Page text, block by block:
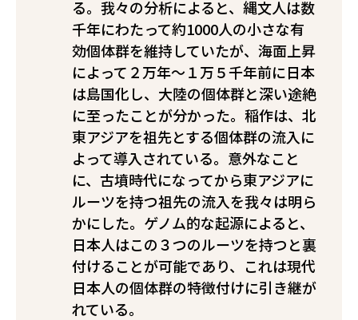
る。我々の分析によると、縄文人は数
千年にわたって約1000人の小さな有
効個体群を維持していたが、海面上昇
によって２万年～１万５千年前に日本
は島国化し、大陸の個体群と深い途絶
に至ったことが分かった。稲作は、北
東アジアを祖先とする個体群の流入に
よって導入されている。意外なこと
に、古墳時代になってから東アジアに
ルーツを持つ祖先の流入を我々は明ら
かにした。ゲノム的な起源によると、
日本人はこの３つのルーツを持つと裏
付けることが可能であり、これは現代
日本人の個体群の特徴付けに引き継が
れている。